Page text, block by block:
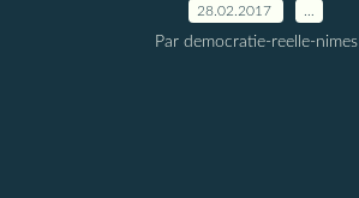
28.02.2017
Par democratie-reelle-nimes